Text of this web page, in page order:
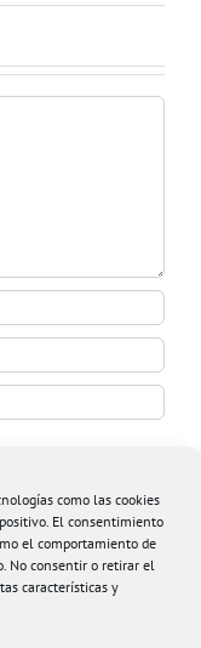
como las cookies
El consentimiento
el comportamiento de
No consentir o retirar el
características y